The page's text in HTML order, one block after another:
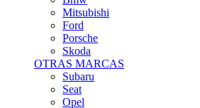
Mitsubishi
Ford
Porsche
Skoda
OTRAS MARCAS
Subaru
Seat
Opel